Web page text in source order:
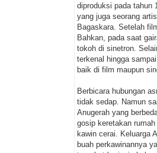
diproduksi pada tahun
yang juga seorang
Bagaskara. Setelah
Bahkan, pada saat
tokoh di sinetron.
terkenal hingga
baik di film maupun
Berbicara hubungan
tidak sedap. Namun
Anugerah yang
gosip keretakan
kawin cerai. Keluarga
buah perkawinannya